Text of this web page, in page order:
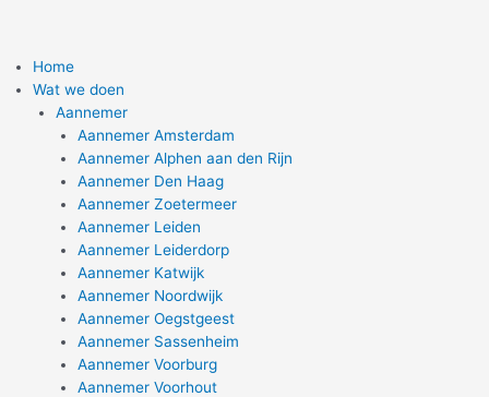
Home
Wat we doen
Aannemer
Aannemer Amsterdam
Aannemer Alphen aan den Rijn
Aannemer Den Haag
Aannemer Zoetermeer
Aannemer Leiden
Aannemer Leiderdorp
Aannemer Katwijk
Aannemer Noordwijk
Aannemer Oegstgeest
Aannemer Sassenheim
Aannemer Voorburg
Aannemer Voorhout